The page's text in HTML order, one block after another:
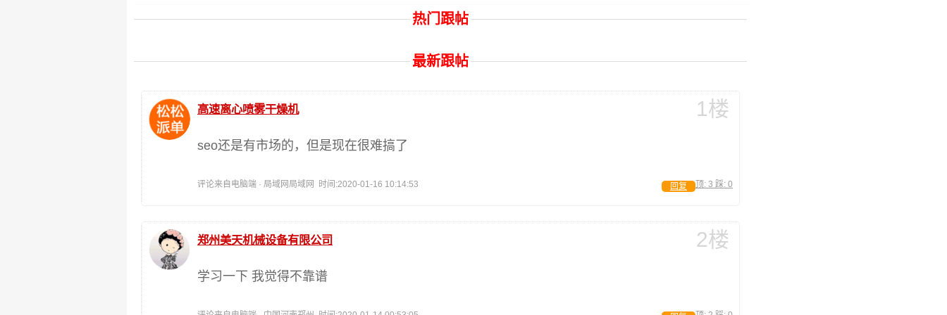
热门跟帖
最新跟帖
1楼
高速离心喷雾干燥机
seo还是有市场的，但是现在很难搞了
评论来自电脑端 · 局域网局域网 时间:2020-01-16 10:14:53 顶: 3 踩: 0
回复
2楼
郑州美天机械设备有限公司
学习一下 我觉得不靠谱